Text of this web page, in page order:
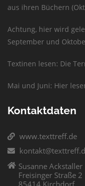
aus ihren Büchern
Achtung, hier wird
September und
Textinen lesen: Die
Mai und Juni: Hier
Kontaktdaten
www.texttreff.de
Susanne Ackstaller
Freisinger Straße 2
85414 Kirchdorf